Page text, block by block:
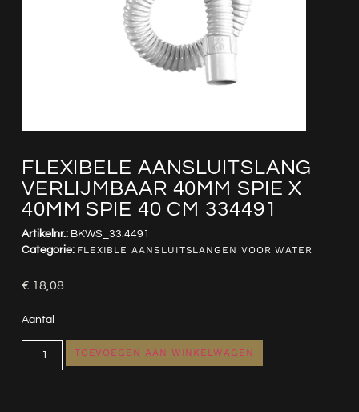
FLEXIBELE AANSLUITSLANG
VERLIJMBAAR 40MM SPIE X
40MM SPIE 40 CM 334491
Artikelnr.: BKWS_33.4491
Categorie: FLEXIBLE AANSLUITSLANGEN VOOR WATER
€ 18,08
Aantal
TOEVOEGEN AAN WINKELWAGEN